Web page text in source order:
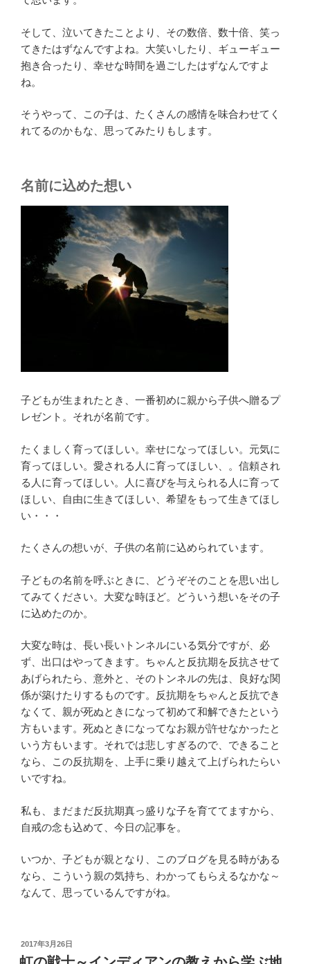
そして、泣いてきたことより、その数倍、数十倍、笑っ
てきたはずなんですよね。大笑いしたり、ギューギュー
抱き合ったり、幸せな時間を過ごしたはずなんですよ
ね。
そうやって、この子は、たくさんの感情を味合わせてく
れてるのかもな、思ってみたりもします。
名前に込めた想い
子どもが生まれたとき、一番初めに親から子供へ贈るプ
レゼント。それが名前です。
たくましく育ってほしい。幸せになってほしい。元気に
育ってほしい。愛される人に育ってほしい、。信頼され
る人に育ってほしい。人に喜びを与えられる人に育って
ほしい、自由に生きてほしい、希望をもって生きてほし
い・・・
たくさんの想いが、子供の名前に込められています。
子どもの名前を呼ぶときに、どうぞそのことを思い出し
てみてください。大変な時ほど。どういう想いをその子
に込めたのか。
大変な時は、長い長いトンネルにいる気分ですが、必
ず、出口はやってきます。ちゃんと反抗期を反抗させて
あげられたら、意外と、そのトンネルの先は、良好な関
係が築けたりするものです。反抗期をちゃんと反抗でき
なくて、親が死ぬときになって初めて和解できたという
方もいます。死ぬときになってなお親が許せなかったと
いう方もいます。それでは悲しすぎるので、できること
なら、この反抗期を、上手に乗り越えて上げられたらい
いですね。
私も、まだまだ反抗期真っ盛りな子を育ててますから、
自戒の念も込めて、今日の記事を。
いつか、子どもが親となり、このブログを見る時がある
なら、こういう親の気持ち、わかってもらえるなかな～
なんて、思っているんですがね。
投
稿
2017年3月26日